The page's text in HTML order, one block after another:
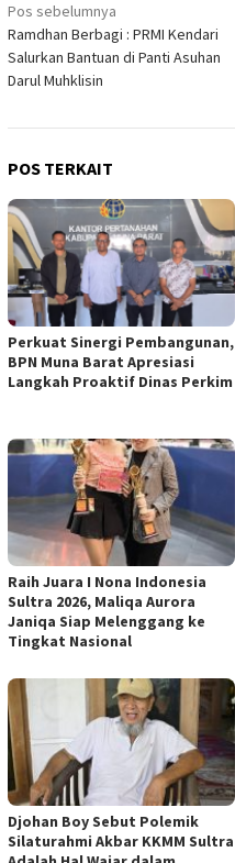
Navigasi
pos
Pos sebelumnya
Ramdhan Berbagi : PRMI Kendari
Salurkan Bantuan di Panti Asuhan
Darul Muhklisin
POS TERKAIT
Perkuat Sinergi Pembangunan,
BPN Muna Barat Apresiasi
Langkah Proaktif Dinas Perkim
Raih Juara I Nona Indonesia
Sultra 2026, Maliqa Aurora
Janiqa Siap Melenggang ke
Tingkat Nasional
Djohan Boy Sebut Polemik
Silaturahmi Akbar KKMM Sultra